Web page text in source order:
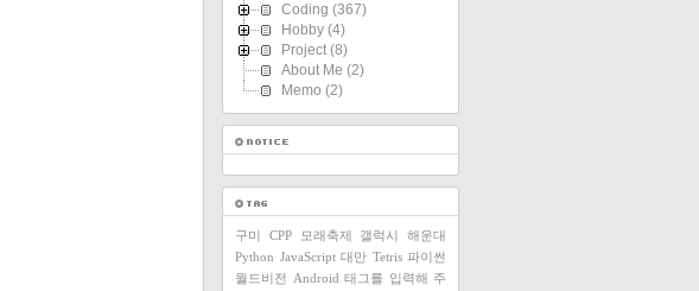
Coding (367)
Hobby (4)
Project (8)
About Me (2)
Memo (2)
구미 CPP 모래축제 갤럭시
해운대
Python JavaScript 대만 Tetris 파이썬
월드비전 Android 태그를 입력해 주